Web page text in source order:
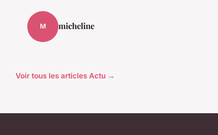
M micheline
Voir tous les articles Actu →